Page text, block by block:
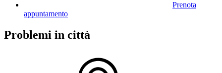
Prenota
appuntamento
Problemi in città